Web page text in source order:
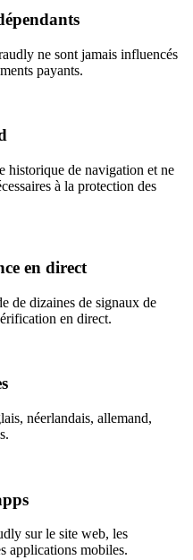
ne sont jamais influencés
payants.
historique de navigation et ne
à la protection des
en direct
de dizaines de signaux de
en direct.
néerlandais, allemand,
sur le site web, les
applications mobiles.